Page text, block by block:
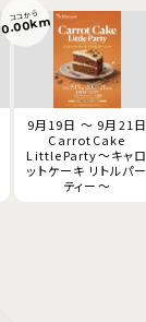
9月19日 ～ 9月21日
CarrotCake
LittleParty～キャロ
ットケーキ リトルパー
ティー～
ココから
0.00km